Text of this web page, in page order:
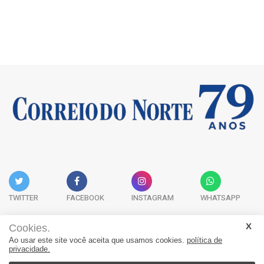
TWITTER FACEBOOK INSTAGRAM WHATSAPP
Acervo Digital Fale Conosco Quem Somos
Cookies.
Ao usar este site você aceita que usamos cookies. política de
privacidade.